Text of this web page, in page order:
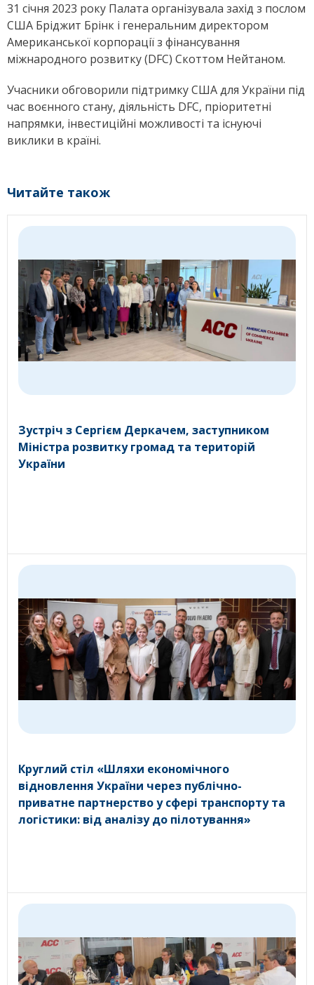
31 січня 2023 року Палата організувала захід з послом
США Бріджит Брінк і генеральним директором
Американської корпорації з фінансування
міжнародного розвитку (DFC) Скоттом Нейтаном.
Учасники обговорили підтримку СШАдля України під
час воєнного стану, діяльність DFC, пріоритетні
напрямки, інвестиційні можливості та існуючі
виклики в країні.
Читайте також
Зустріч з Сергієм Деркачем, заступником
Міністра розвитку громад та територій
України
Круглий стіл «Шляхи економічного
відновлення України через публічно-
приватне партнерство у сфері транспорту та
логістики: від аналізу до пілотування»